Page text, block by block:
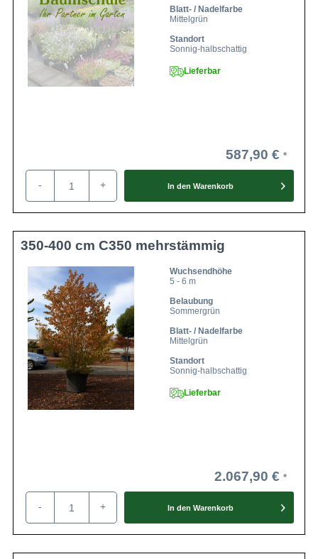
Blatt- / Nadelfarbe
Mittelgrün
Standort
Sonnig-halbschattig
Lieferbar
587,90 €
- + In den Warenkorb
350-400 cm C350 mehrstämmig
Wuchsendhöhe
5 - 6 m
Belaubung
Sommergrün
Blatt- / Nadelfarbe
Mittelgrün
Standort
Sonnig-halbschattig
Lieferbar
2.067,90 €
- + In den Warenkorb